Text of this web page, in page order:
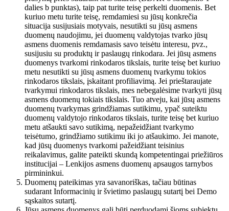
dalies b punktas), taip pat turite teisę perkelti duomenis. Bet
kuriuo metu turite teisę, remdamiesi su jūsų konkrečia
situacija susijusiais motyvais, nesutikti su jūsų asmens
duomenų naudojimu, jei duomenų valdytojas tvarko jūsų
asmens duomenis remdamasis savo teisėtu interesu, pvz.,
susijusiu su produktų ir paslaugų rinkodara. Jei jūsų asmens
duomenys tvarkomi rinkodaros tikslais, turite teisę bet kuriuo
metu nesutikti su jūsų asmens duomenų tvarkymu tokios
rinkodaros tikslais, įskaitant profiliavimą. Jei prieštaraujate
tvarkymui rinkodaros tikslais, mes nebegalėsime tvarkyti jūsų
asmens duomenų tokiais tikslais. Tuo atveju, kai jūsų asmens
duomenų tvarkymas grindžiamas sutikimu, ypač suteiktu
duomenų valdytojo rinkodaros tikslais, turite teisę bet kuriuo
metu atšaukti savo sutikimą, nepažeidžiant tvarkymo
teisėtumo, grindžiamo sutikimu iki jo atšaukimo. Jei manote,
kad jūsų duomenys tvarkomi pažeidžiant teisinius
reikalavimus, galite pateikti skundą kompetentingai priežiūros
institucijai – Lenkijos asmens duomenų apsaugos tarnybos
pirmininkui.
Duomenų pateikimas yra savanoriškas, tačiau būtinas
sudarant Informacinių ir švietimo paslaugų sutartį bei Demo
sąskaitos sutartį.